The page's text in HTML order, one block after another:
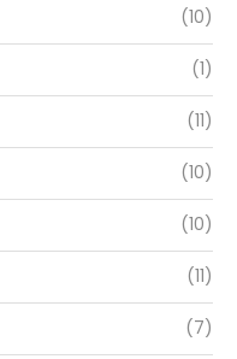
(10)
(1)
(11)
(10)
(10)
(11)
(7)